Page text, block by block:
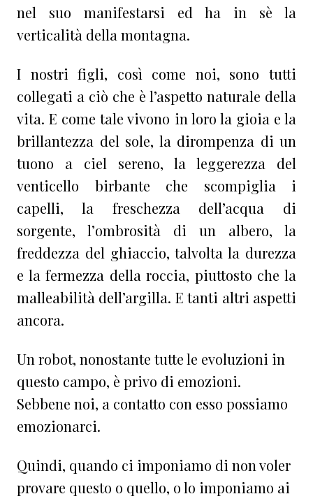
nel suo manifestarsi ed ha in sè la
verticalità della montagna.
I nostri figli, così come noi, sono tutti
collegati a ciò che è l’aspetto naturale della
vita. E come tale vivono in loro la gioia e la
brillantezza del sole, la dirompenza di un
tuono a ciel sereno, la leggerezza del
venticello birbante che scompiglia i
capelli, la freschezza dell’acqua di
sorgente, l’ombrosità di un albero, la
freddezza del ghiaccio, talvolta la durezza
e la fermezza della roccia, piuttosto che la
malleabilità dell’argilla. E tanti altri aspetti
ancora.
Un robot, nonostante tutte le evoluzioni in
questo campo, è privo di emozioni.
Sebbene noi, a contatto con esso possiamo
emozionarci.
Quindi, quando ci imponiamo di non voler
provare questo o quello, o lo imponiamo ai